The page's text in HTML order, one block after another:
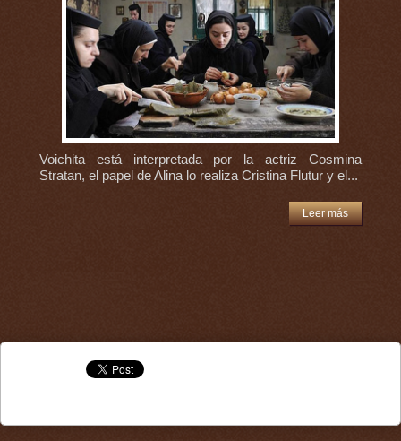
Voichita está interpretada por la actriz Cosmina
Stratan, el papel de Alina lo realiza Cristina Flutur y el...
Leer más